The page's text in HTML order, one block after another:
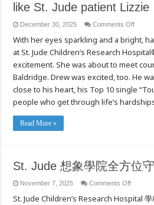
like St. Jude patient Lizzie
December 30, 2025 Comments Offon
artist
Drew
new
song,
“Tough
pays
tribute
to
resilient
With her eyes sparkling and a bright,
at St. Jude Children’s Research
excitement. She was about to meet
Baldridge. Drew was excited, too. He
close to his heart, his Top 10 single
people who get through life’s
Read More »
St. Jude 想象學院全方位
November 7, 2025 Comments Offon
Jude
St. Jude Children’s Research Hospital